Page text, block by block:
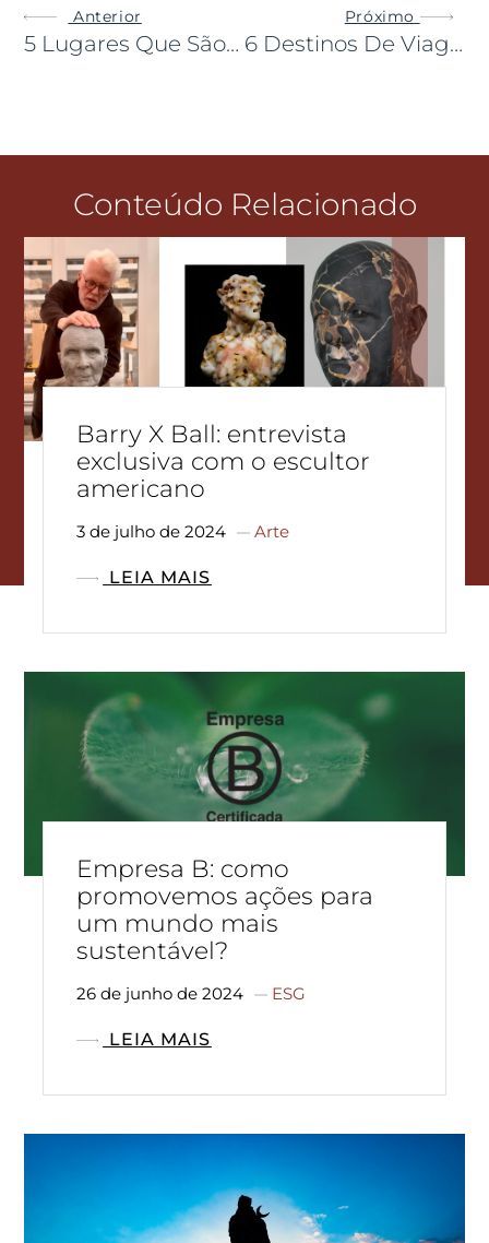
Anterior
5 Lugares Que São Proibidos No Mundo
Próximo
6 Destinos De Viagem Inspirados Em Filmes
Conteúdo Relacionado
Barry X Ball: entrevista
exclusiva com o escultor
americano
3 de julho de 2024 Arte
LEIA MAIS
Empresa B: como
promovemos ações para
um mundo mais
sustentável?
26 de junho de 2024 ESG
LEIA MAIS